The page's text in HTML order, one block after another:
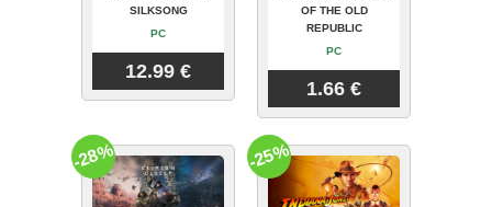
SILKSONG
PC
12.99 €
OF THE OLD
REPUBLIC
PC
1.66 €
-28% -25%